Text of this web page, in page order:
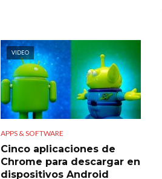
VIDEO
APPS & SOFTWARE
Cinco aplicaciones de
Chrome para descargar en
dispositivos Android